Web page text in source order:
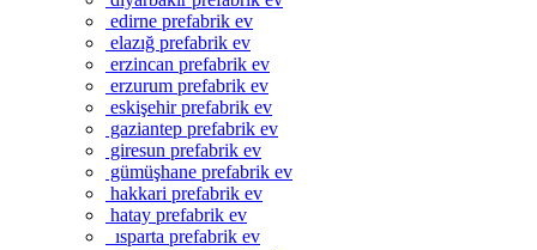
edirne prefabrik ev
elazığ prefabrik ev
erzincan prefabrik ev
erzurum prefabrik ev
eskişehir prefabrik ev
gaziantep prefabrik ev
giresun prefabrik ev
gümüşhane prefabrik ev
hakkari prefabrik ev
hatay prefabrik ev
ısparta prefabrik ev